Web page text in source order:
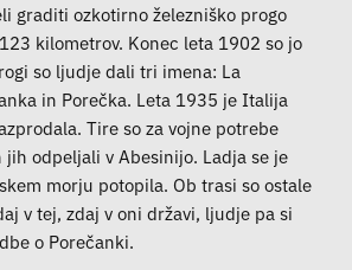
graditi ozkotirno železniško progo
kilometrov. Konec leta 1902 so jo
so ljudje dali tri imena: La
in Porečka. Leta 1935 je Italija
Tire so za vojne potrebe
odpeljali v Abesinijo. Ladja se je
morju potopila. Ob trasi so ostale
v tej, zdaj v oni državi, ljudje pa si
o Porečanki.